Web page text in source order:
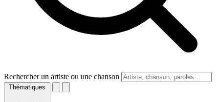
Rechercher un artiste ou une chanson
Thématiques